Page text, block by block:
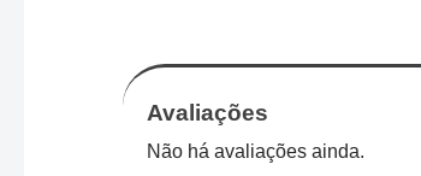
Avaliações
Não há avaliações ainda.